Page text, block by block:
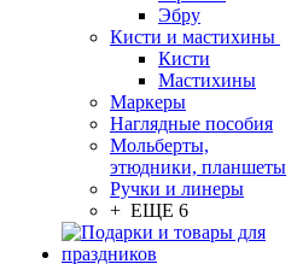
Эбру
Кисти и мастихины
Кисти
Мастихины
Маркеры
Наглядные пособия
Мольберты,
этюдники, планшеты
Ручки и линеры
+ ЕЩЕ 6